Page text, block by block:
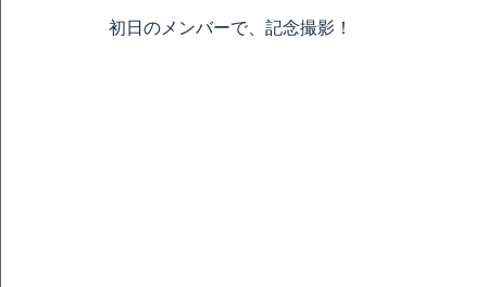
初日のメンバーで、記念撮影！